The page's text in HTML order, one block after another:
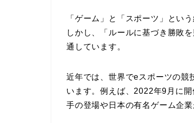
「ゲーム」と「スポーツ」とい
しかし、「ルールに基づき勝敗
通しています。
近年では、世界でeスポーツの競
います。例えば、2022年9月に開
手の登場や日本の有名ゲーム企